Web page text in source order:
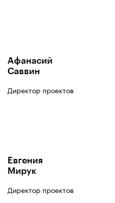
Афанасий
Саввин
Директор проектов
Евгения
Мирук
Директор проектов